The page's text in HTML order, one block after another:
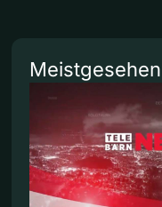
Meistgesehen